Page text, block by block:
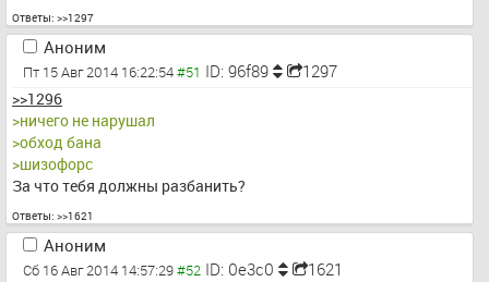
Ответы: >>1297
Аноним
Пт 15 Авг 2014 16:22:54 ID: 96f89 1297
>>1296
>ничего не нарушал
>обход бана
>шизофорс
За что тебя должны разбанить?
Ответы: >>1621
Аноним
Сб 16 Авг 2014 14:57:29 ID: 0e3c0 1621